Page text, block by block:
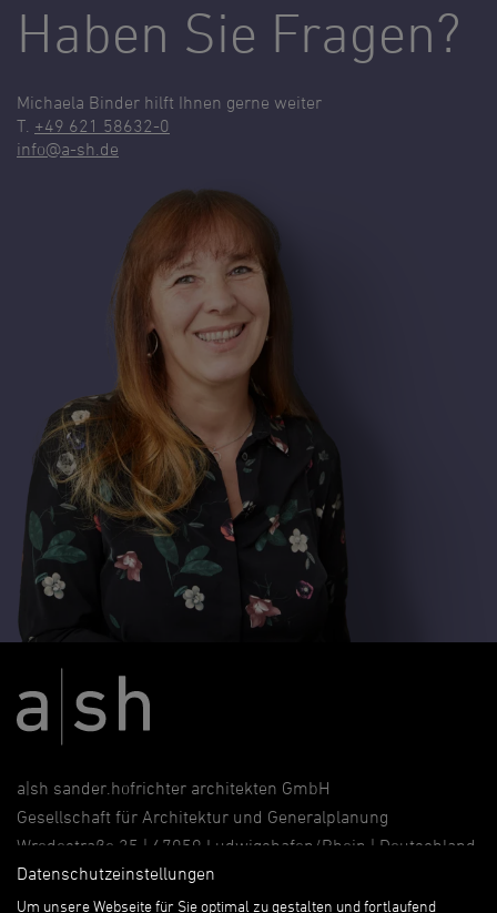
Haben Sie Fragen?
Michaela Binder hilft Ihnen gerne weiter
T. +49 621 58632-0
info@a-sh.de
a|sh sander.hofrichter architekten GmbH
Gesellschaft für Architektur und Generalplanung
Wredestraße 35 | 67059 Ludwigshafen/Rhein | Deutschland
T.+49 621 58632-0|info@
Datenschutzeinstellungen
Um unsere Webseite für Sie optimal zu gestalten und fortlaufend